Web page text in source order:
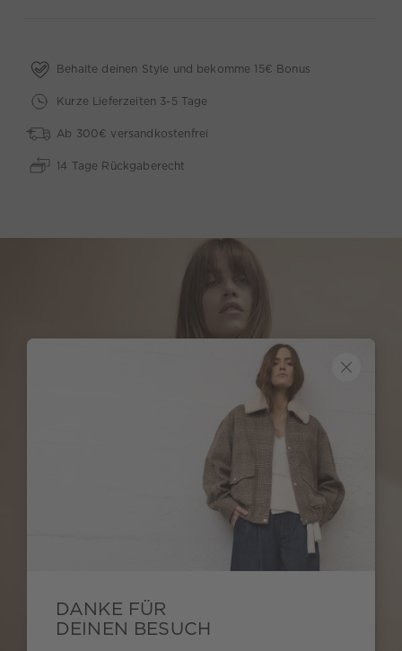
Behalte deinen Style und bekomme 15€ Bonus
Kurze Lieferzeiten 3-5 Tage
Ab 300€ versandkostenfrei
14 Tage Rückgaberecht
DANKE FÜR
DEINEN BESUCH